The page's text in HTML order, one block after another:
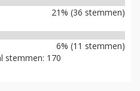
21% (36 stemmen)
6% (11 stemmen)
stemmen: 170